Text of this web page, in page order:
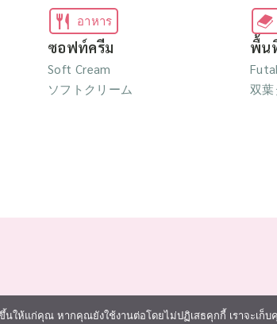
อาหาร
ซอฟท์ครีม
Soft Cream
ソフトクリーム
พื้น
双
ให้แก่คุณ หากคุณยังใช้งานต่อโดยไม่ปฏิเสธคุกกี้ เราจะเก็บ